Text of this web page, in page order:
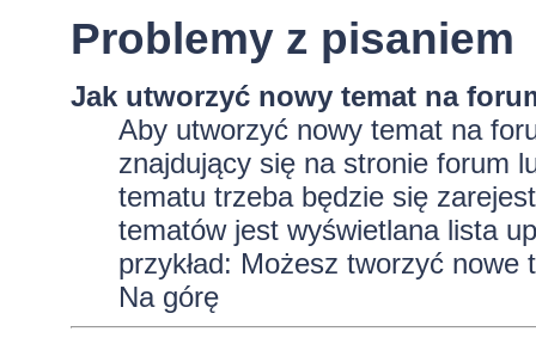
Problemy z pisaniem
Jak utworzyć nowy temat na
Aby utworzyć nowy temat na
znajdujący się na stronie forum
tematu trzeba będzie się
tematów jest wyświetlana lista
przykład: Możesz tworzyć nowe
Na górę